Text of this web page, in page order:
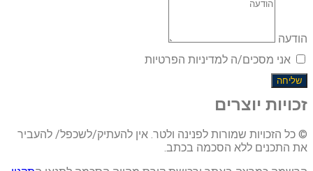
הודעה
אני מסכים/ה למדיניות הפרטיות
שליחה
זכויות יוצרים
© כל הזכויות שמורות לפנינה ולטר. אין להעתיק/לשכפל/ להעביר
את התכנים ללא הסכמה בכתב.